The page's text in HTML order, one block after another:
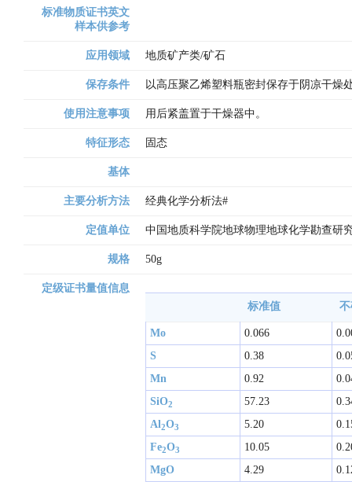
标准物质证书英文
样本供参考
应用领域 地质矿产类/矿石
保存条件 以高压聚乙烯塑料瓶密封保存于阴凉干燥
使用注意事项 用后紧盖置于干燥器中。
特征形态 固态
基体
主要分析方法 经典化学分析法#
定值单位 中国地质科学院地球物理地球化学勘查研
规格 50g
定级证书量值信息
标准值
Mo 0.066
S
0.38
Mn
0.92
SiO2 57.23
Al2O3 5.20
Fe2O3 10.05
MgO
4.29